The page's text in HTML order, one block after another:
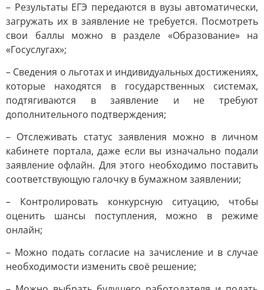
– Результаты ЕГЭ передаются в вузы автоматически,
загружать их в заявление не требуется. Посмотреть
свои баллы можно в разделе «Образование» на
«Госуслугах»;
– Сведения о льготах и индивидуальных достижениях,
которые находятся в государственных системах,
подтягиваются в заявление и не требуют
дополнительного подтверждения;
– Отслеживать статус заявления можно в личном
кабинете портала, даже если вы изначально подали
заявление офлайн. Для этого необходимо поставить
соответствующую галочку в бумажном заявлении;
– Контролировать конкурсную ситуацию, чтобы
оценить шансы поступления, можно в режиме
онлайн;
– Можно подать согласие на зачисление и в случае
необходимости изменить своё решение;